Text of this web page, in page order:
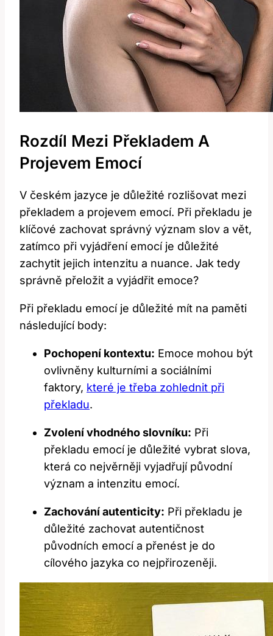
Rozdíl Mezi Překladem A
Projevem Emocí
V českém jazyce je důležité rozlišovat mezi
překladem a projevem emocí. Při překladu je
klíčové zachovat správný význam slov a vět,
zatímco při vyjádření emocí je důležité
zachytit jejich intenzitu a nuance. Jak tedy
správně přeložit a vyjádřit emoce?
Při překladu emocí je důležité mít na paměti
následující body:
Pochopení kontextu: Emoce mohou být
ovlivněny kulturními a sociálními
faktory, které je třeba zohlednit při
překladu.
Zvolení vhodného slovníku: Při
překladu emocí je důležité vybrat slova,
která co nejvěrněji vyjadřují původní
význam a intenzitu emocí.
Zachování autenticity: Při překladu je
důležité zachovat autentičnost
původních emocí a přenést je do
cílového jazyka co nejpřirozeněji.